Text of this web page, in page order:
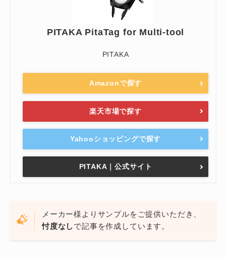
PITAKA PitaTag for Multi-tool
PITAKA
Amazonで探す
楽天市場で探す
Yahooショッピングで探す
PITAKA｜公式サイト
メーカー様よりサンプルをご提供いただき、
忖度なしで記事を作成しています。